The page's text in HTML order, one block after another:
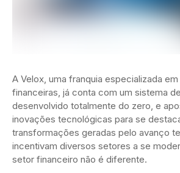
A Velox, uma franquia especializada
financeiras, já conta com um sistema
desenvolvido totalmente do zero, e
inovações tecnológicas para se
transformações geradas pelo avanço
incentivam diversos setores a se
setor financeiro não é diferente.